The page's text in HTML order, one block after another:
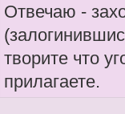
Отвечаю -
творите что
прилагаете.